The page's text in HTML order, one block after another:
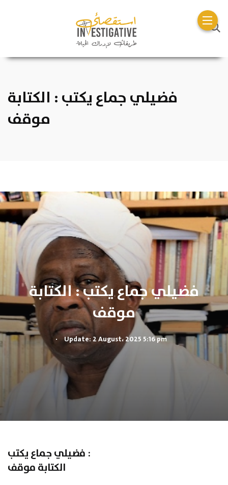
فضيلي جماع يكتب : الكتابة
موقف
فضيلي جماع يكتب : الكتابة
موقف
. Update: 2 August، 2025 5:16 pm
فضيلي جماع يكتب :
الكتابة موقف